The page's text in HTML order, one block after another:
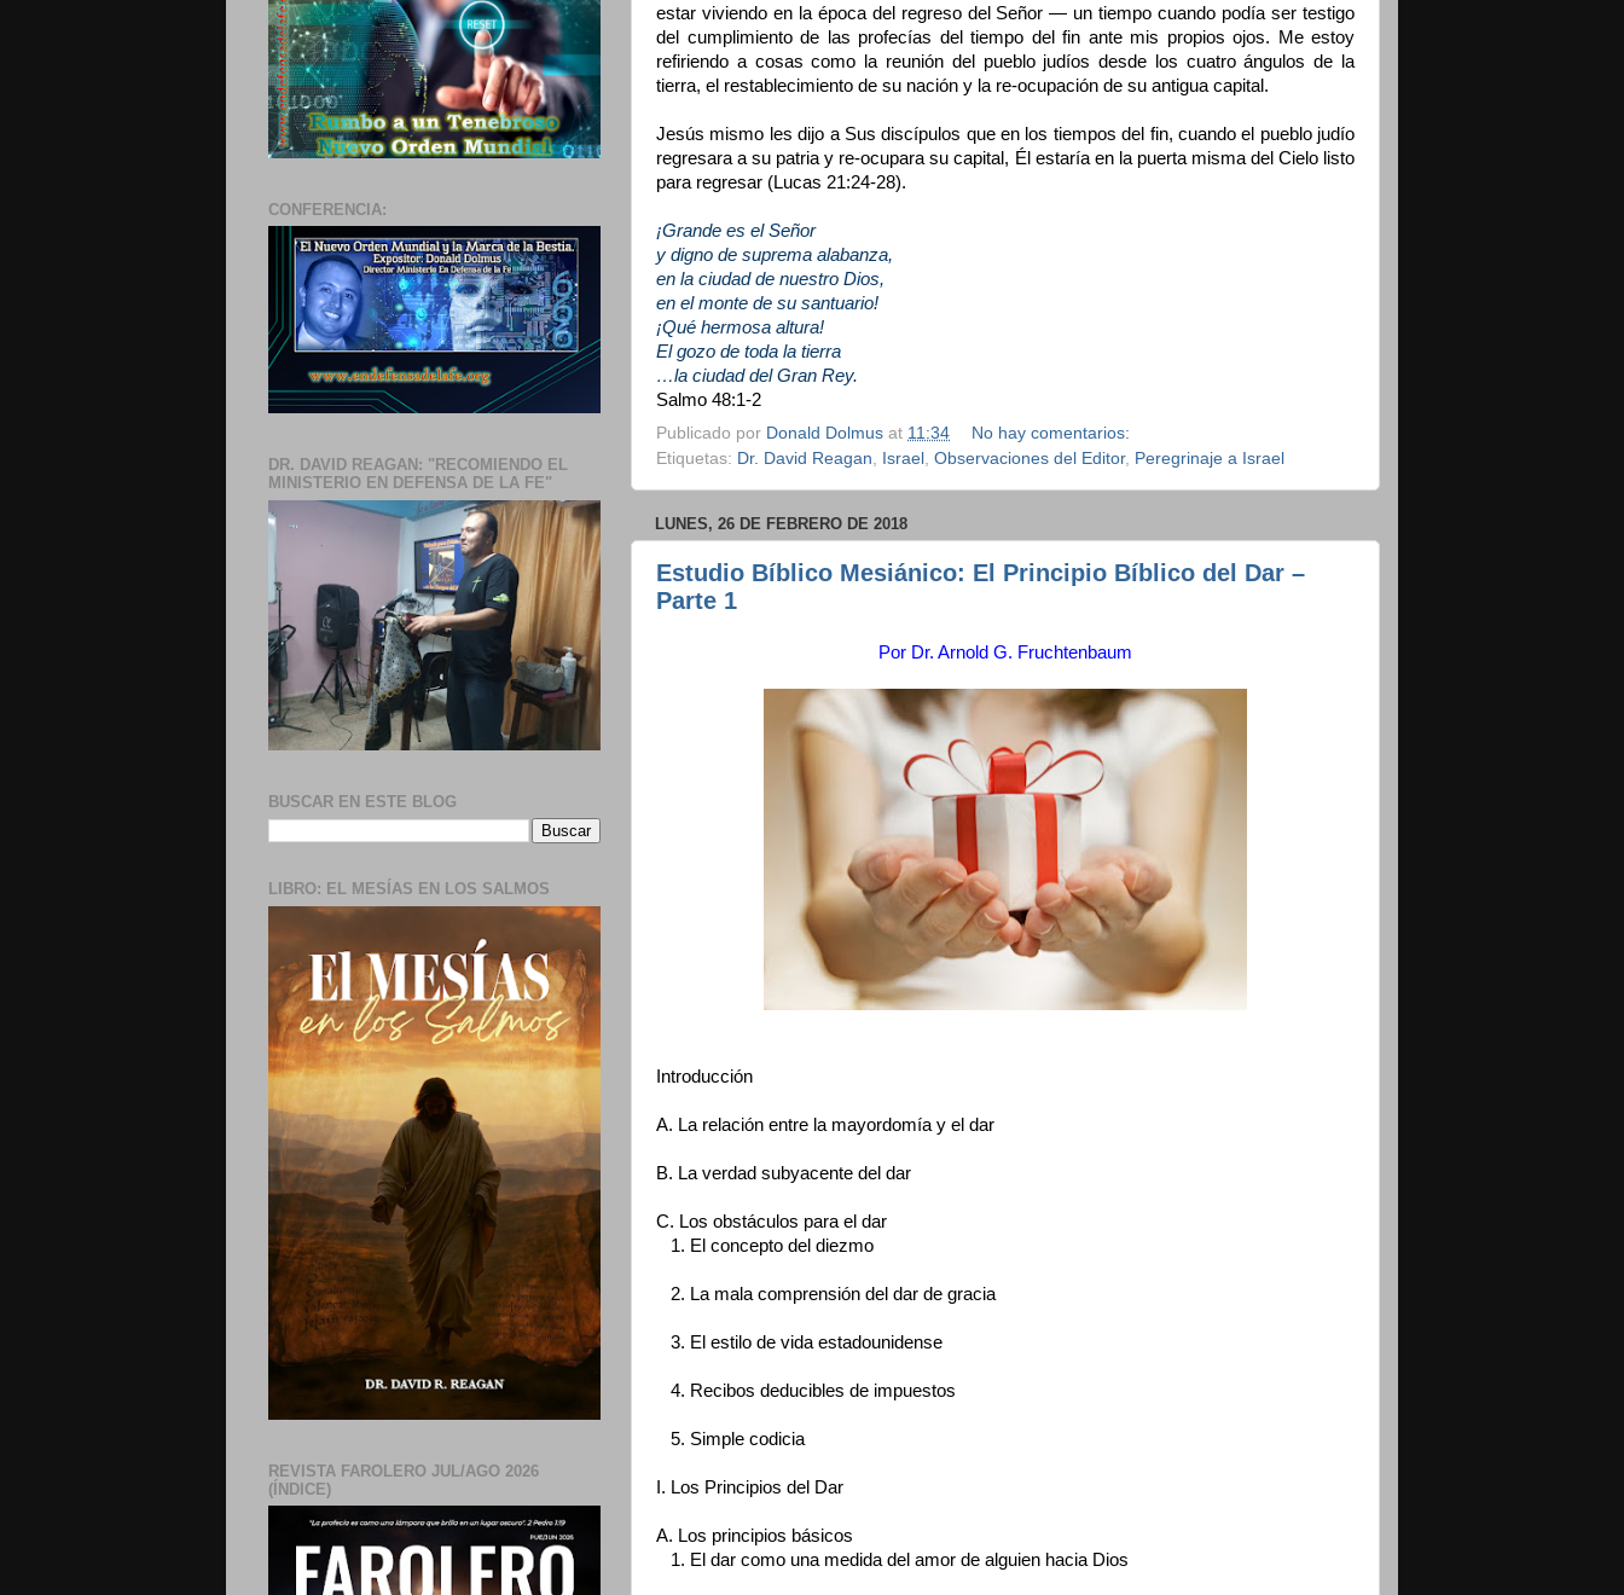
estar viviendo en la época del regreso del Señor — un tiempo cuando podía ser testigo
del cumplimiento de las profecías del tiempo del fin ante mis propios ojos. Me estoy
refiriendo a cosas como la reunión del pueblo judíos desde los cuatro ángulos de la
tierra, el restablecimiento de su nación y la re-ocupación de su antigua capital.
Jesús mismo les dijo a Sus discípulos que en los tiempos del fin, cuando el pueblo judío
regresara a su patria y re-ocupara su capital, Él estaría en la puerta misma del Cielo listo
para regresar (Lucas 21:24-28).
¡Grande es el Señor
y digno de suprema alabanza,
en la ciudad de nuestro Dios,
en el monte de su santuario!
¡Qué hermosa altura!
El gozo de toda la tierra
…la ciudad del Gran Rey.
Salmo 48:1-2
Publicado por Donald Dolmus at 11:34
No hay comentarios:
Etiquetas: Dr. David Reagan Israel Observaciones del Editor, Peregrinaje a Israel
LUNES, 26 DE FEBRERO DE 2018
Estudio Bíblico Mesiánico: El Principio Bíblico del Dar –
Parte 1
Por Dr. Arnold G. Fruchtenbaum
Introducción
A. La relación entre la mayordomía y el dar
B. La verdad subyacente del dar
C. Los obstáculos para el dar
1. El concepto del diezmo
2. La mala comprensión del dar de gracia
3. El estilo de vida estadounidense
4. Recibos deducibles de impuestos
5. Simple codicia
I. Los Principios del Dar
A. Los principios básicos
1. El dar como una medida del amor de alguien hacia Dios
CONFERENCIA:
DR. DAVID REAGAN: "RECOMIENDO EL
MINISTERIO EN DEFENSA DE LA FE"
BUSCAR EN ESTE BLOG
LIBRO: EL MESÍAS EN LOS SALMOS
REVISTA FAROLERO JUL/AGO 2026
(ÍNDICE)